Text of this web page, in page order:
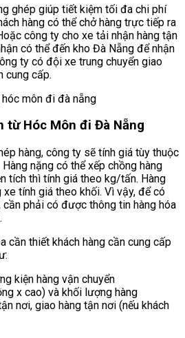
ghép giúp tiết kiệm tối đa chi phí
hàng có thể chở hàng trực tiếp ra
công ty cho xe tải nhận hàng tận
có thể đến kho Đà Nẵng để nhận
ty có đội xe trung chuyển giao
cung cấp.
từ Hóc Môn đi Đà Nẵng
hàng, công ty sẽ tính giá tùy thuộc
nặng có thể xếp chồng hàng
tích thì tính giá theo kg/tấn. Hàng
xe tính giá theo khối. Vì vậy, để có
phải có được thông tin hàng hóa
cần thiết khách hàng cần cung cấp
kiện hàng vận chuyển
x cao) và khối lượng hàng
nơi, giao hàng tận nơi (nếu khách